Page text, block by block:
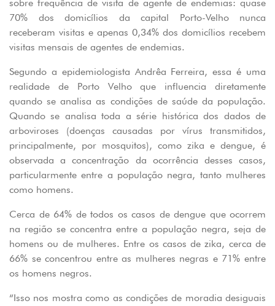
sobre frequência de visita de agente de endemias: quase
70% dos domicílios da capital Porto-Velho nunca
receberam visitas e apenas 0,34% dos domicílios recebem
visitas mensais de agentes de endemias.
Segundo a epidemiologista Andrêa Ferreira, essa é uma
realidade de Porto Velho que influencia diretamente
quando se analisa as condições de saúde da população.
Quando se analisa toda a série histórica dos dados de
arboviroses (doenças causadas por vírus transmitidos,
principalmente, por mosquitos), como zika e dengue, é
observada a concentração da ocorrência desses casos,
particularmente entre a população negra, tanto mulheres
como homens.
Cerca de 64% de todos os casos de dengue que ocorrem
na região se concentra entre a população negra, seja de
homens ou de mulheres. Entre os casos de zika, cerca de
66% se concentrou entre as mulheres negras e 71% entre
os homens negros.
“Isso nos mostra como as condições de moradia desiguais